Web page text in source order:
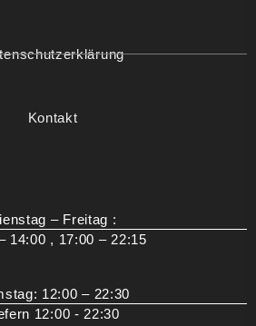
Kontakt
– Freitag :
14:00 , 17:00 – 22:15
12:00 – 22:30
12:00 - 22:30